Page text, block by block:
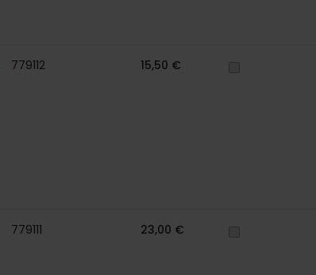
779112 15,50 €
779111 23,00 €